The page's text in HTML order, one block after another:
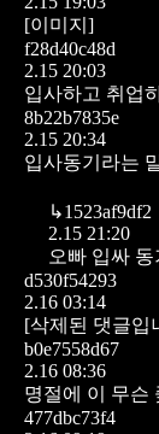
[이미지]
f28d40c48d
2.15 20:03
입사하고 취업
8b22b7835e
2.15 20:34
입사동기라는
↳1523af9df2
2.15 21:20
오빠 입싸 동
d530f54293
2.16 03:14
[삭제된 댓글입
b0e7558d67
2.16 08:36
명절에 이 무슨
477dbc73f4